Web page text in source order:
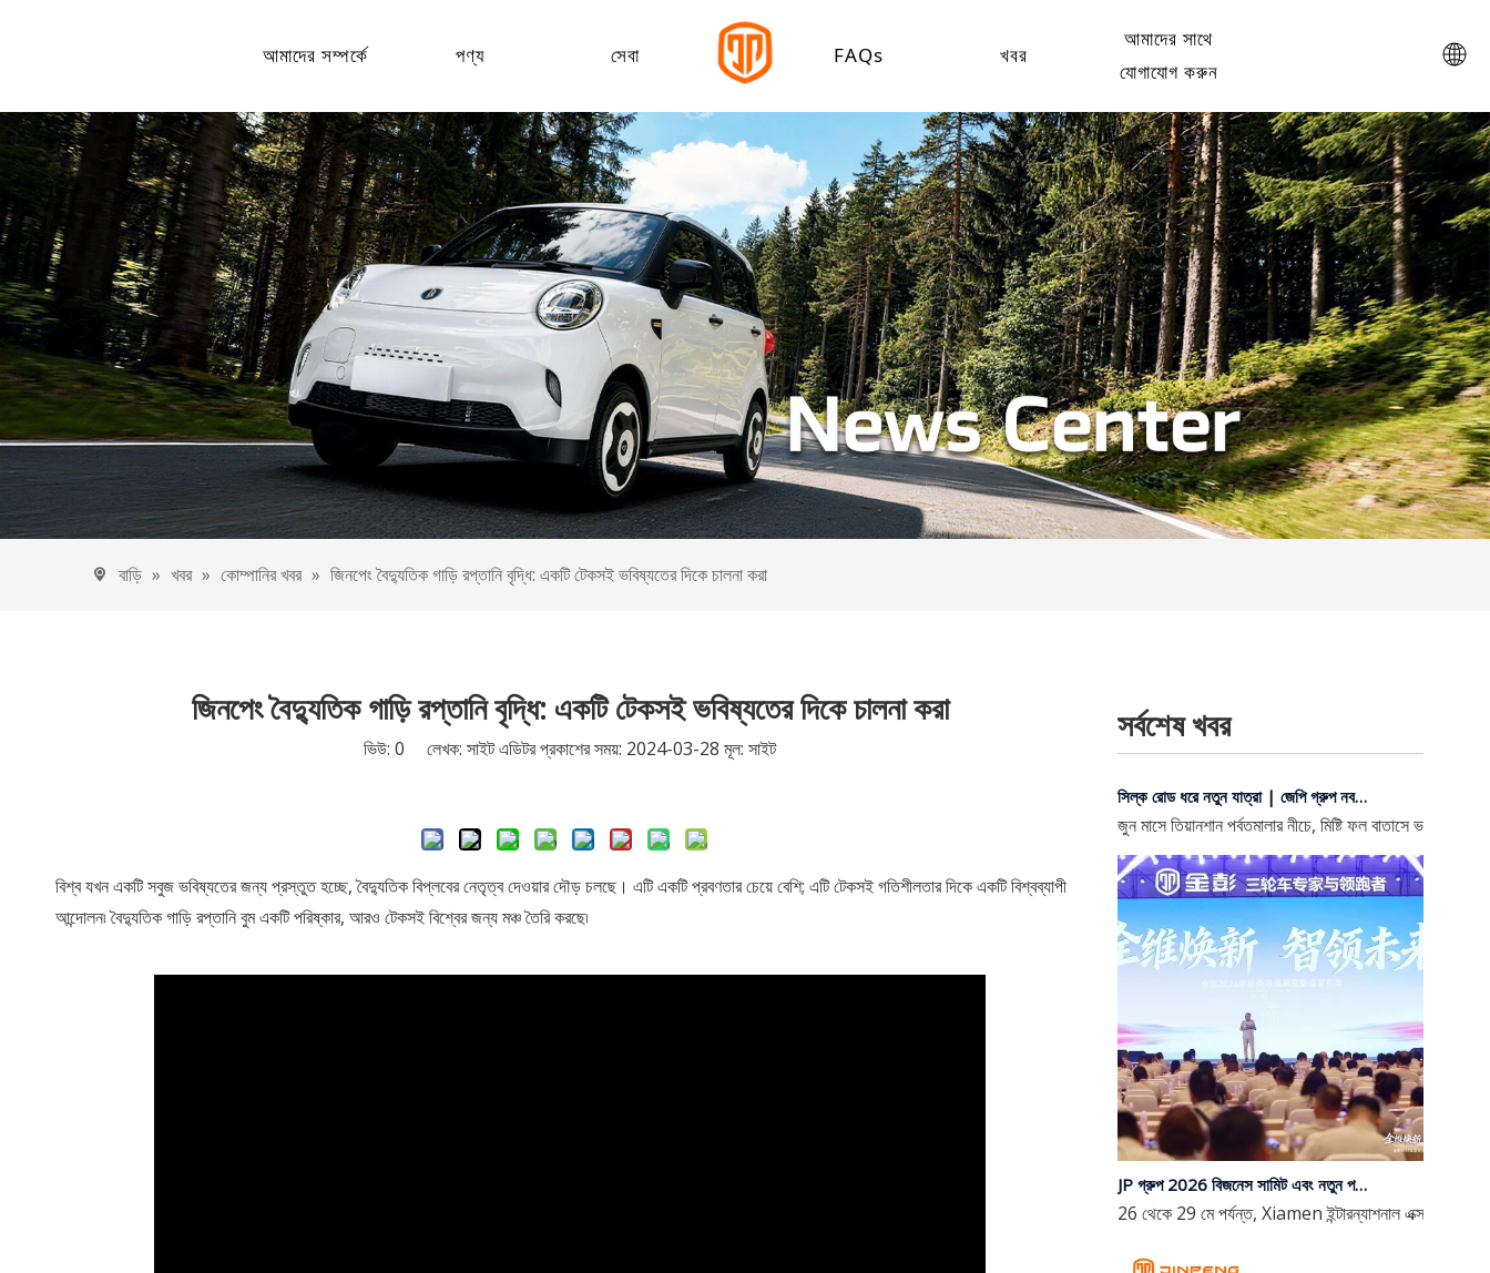
আমাদের সম্পর্কে
কোম্পানির প্রোফাইল
জিনপেং এর মাইলফলক
পণ্য
বৈদ্যুতিক গাড়ি
উচ্চ গতির বৈদ্যুতিক গাড়ি
কম গতির বৈদ্যুতিক গাড়ি
বৈদ্যুতিক ট্রাইসাইকেল
বৈদ্যুতিক কার্গো ট্রাইসাইকেল
বৈদ্যুতিক অবসর ট্রাইসাইকেল
ইলেকট্রিক প্যাসেঞ্জার ট্রাইসাইকেল
ইলেকট্রিক রিকশা
বৈদ্যুতিক মোটরসাইকেল
ইইসি গাড়ি
ইইসি ইলেকট্রিক কার
সেবা
ডাউনলোড কেন্দ্র
FAQs খবর
আমাদের সাথে
যোগাযোগ করুন
বাড়ি » খবর » কোম্পানির খবর » জিনপেং বৈদ্যুতিক গাড়ি রপ্তানি বৃদ্ধি: একটি টেকসই ভবিষ্যতের দিকে চালনা করা
জিনপেং বৈদ্যুতিক গাড়ি রপ্তানি বৃদ্ধি: একটি টেকসই ভবিষ্যতের দিকে চালনা করা
ভিউ: 0 লেখক: সাইট এডিটর প্রকাশের সময়: 2024-03-28 মূল: সাইট
বিশ্ব যখন একটি সবুজ ভবিষ্যতের জন্য প্রস্তুত হচ্ছে, বৈদ্যুতিক বিপ্লবের নেতৃত্ব দেওয়ার দৌড় চলছে। এটি একটি প্রবণতার চেয়ে বেশি; এটি টেকসই গতিশীলতার দিকে একটি বিশ্বব্যাপী
আন্দোলন৷ বৈদ্যুতিক গাড়ি রপ্তানি বুম একটি পরিষ্কার, আরও টেকসই বিশ্বের জন্য মঞ্চ তৈরি করছে৷
সর্বশেষ খবর
শহুরে পরিবহনের জন্য ইলেকট্রিক রিকশা বনাম ইলেকট্রিক প্যাসেঞ্জার ট্রাইসাইকেল
বৈদ্যুতিক রিকশা বনাম যাত্রী বৈদ্যুতিক ট্রাইসাইকেল তুলনা
জুন মাসে তিয়ানশান পর্বতমালার নীচে, মিষ্টি ফল বাতাসে ভরে
JP গ্রুপ 2026 বিজনেস সামিট এবং নতুন পণ্য লঞ্চ সফলভাবে সমাপ্ত | বিস্তৃত আপগ্রেড, বুদ্ধিমত্তা সহ ভবিষ্যতের নেতৃত্ব
26 থেকে 29 মে পর্যন্ত, Xiamen ইন্টারন্যাশনাল এক্সপো